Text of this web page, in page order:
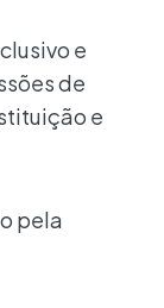
e
de
e
pela